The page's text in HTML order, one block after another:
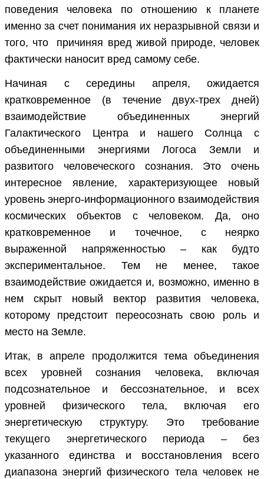
поведения человека по отношению к планете
именно за счет понимания их неразрывной связи и
того, что причиняя вред живой природе, человек
фактически наносит вред самому себе.
Начиная с середины апреля, ожидается
кратковременное (в течение двух-трех дней)
взаимодействие объединенных энергий
Галактического Центра и нашего Солнца с
объединенными энергиями Логоса Земли и
развитого человеческого сознания. Это очень
интересное явление, характеризующее новый
уровень энерго-информационного взаимодействия
космических объектов с человеком. Да, оно
кратковременное и точечное, с неярко
выраженной напряженностью – как будто
экспериментальное. Тем не менее, такое
взаимодействие ожидается и, возможно, именно в
нем скрыт новый вектор развития человека,
которому предстоит переосознать свою роль и
место на Земле.
Итак, в апреле продолжится тема объединения
всех уровней сознания человека, включая
подсознательное и бессознательное, и всех
уровней физического тела, включая его
энергетическую структуру. Это требование
текущего энергетического периода – без
указанного единства и восстановления всего
диапазона энергий физического тела человек не